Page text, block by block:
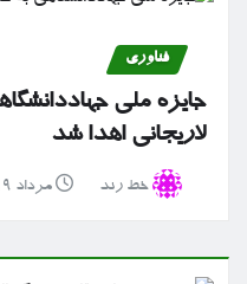
فناوری
جایزه ملی
لاریجانی اهدا شد
خط رند مرداد ۱۹, ۱۴۰۵